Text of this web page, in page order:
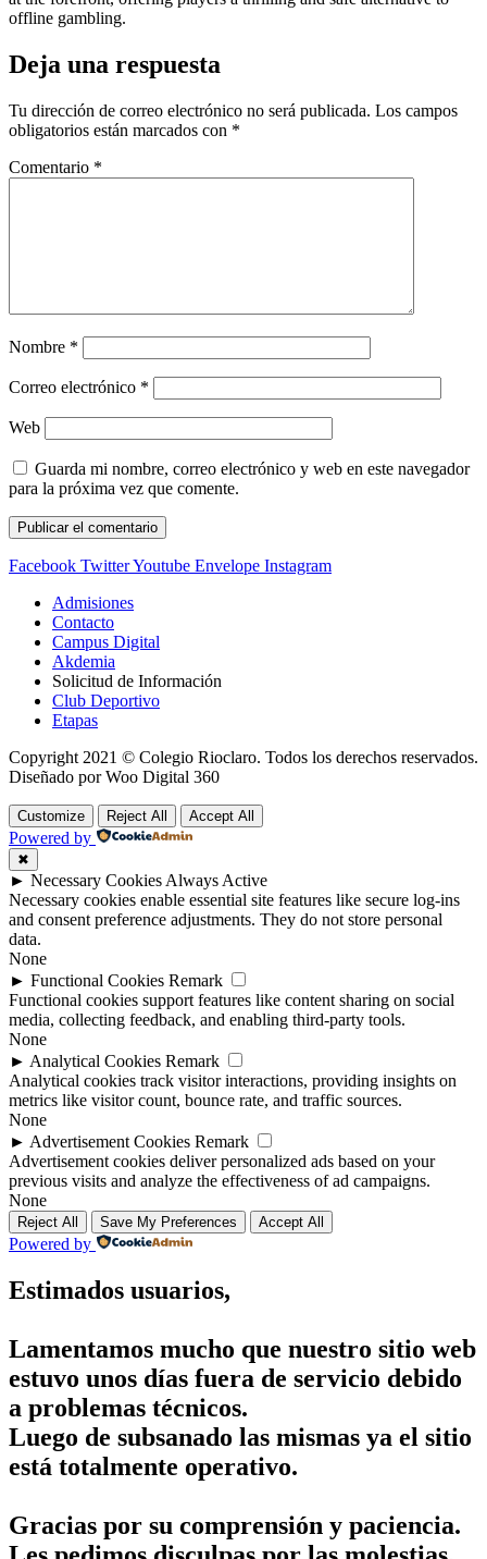
offline gambling.
Deja una respuesta
Tu dirección de correo electrónico no será publicada. Los campos
obligatorios están marcados con *
Comentario *
Nombre *
Correo electrónico *
Web
Guarda mi nombre, correo electrónico y web en este navegador
para la próxima vez que comente.
Facebook TwitterYoutube Envelope Instagram
Admisiones
Contacto
Campus Digital
Akdemia
Solicitud de Información
Club Deportivo
Etapas
Copyright 2021 © Colegio Rioclaro. Todos los derechos reservados.
Diseñado por Woo Digital 360
Customize Reject All Accept All
Powered by
✖
► Necessary Cookies Always Active
Necessary cookies enable essential site features like secure log-ins
and consent preference adjustments. They do not store personal
data.
None
► Functional Cookies Remark
Functional cookies support features like content sharing on social
media, collecting feedback, and enabling third-party tools.
None
► Analytical Cookies Remark
Analytical cookies track visitor interactions, providing insights on
metrics like visitor count, bounce rate, and traffic sources.
None
► Advertisement Cookies Remark
Advertisement cookies deliver personalized ads based on your
previous visits and analyze the effectiveness of ad campaigns.
None
Reject All Save My Preferences Accept All
Powered by
Estimados usuarios,
Lamentamos mucho que nuestro sitio web
estuvo unos días fuera de servicio debido
a problemas técnicos.
Luego de subsanado las mismas ya el sitio
está totalmente operativo.
Gracias por su comprensión y paciencia.